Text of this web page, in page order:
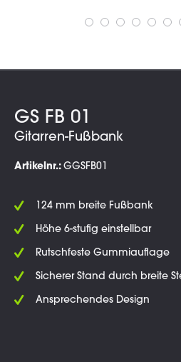
GS FB 01
Gitarren-Fußbank
Artikelnr.: GGSFB01
124 mm breite Fußbank
Höhe 6-stufig einstellbar
Rutschfeste Gummiauflage
Sicherer Stand durch breite
Ansprechendes Design